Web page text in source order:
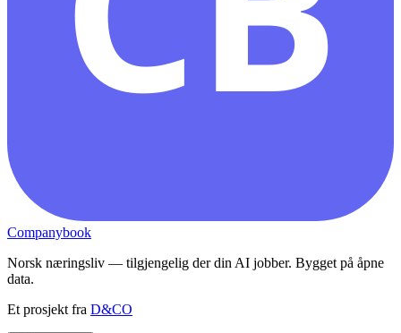
Companybook
Norsk næringsliv — tilgjengelig der din AI jobber. Bygget på åpne
data.
Et prosjekt fra D&CO